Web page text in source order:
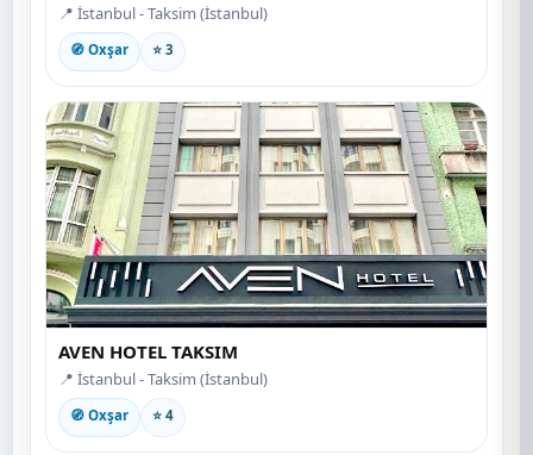
📍 İstanbul - Taksim (İstanbul)
🧭 Oxşar ⭐ 3
AVEN HOTEL TAKSIM
📍 İstanbul - Taksim (İstanbul)
🧭 Oxşar ⭐ 4